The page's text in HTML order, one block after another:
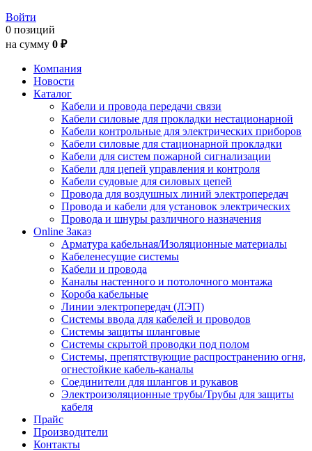
Войти
0 позиций
на сумму 0 ₽
Компания
Новости
Каталог
Кабели и провода передачи связи
Кабели силовые для прокладки нестационарной
Кабели контрольные для электрических приборов
Кабели силовые для стационарной прокладки
Кабели для систем пожарной сигнализации
Кабели для цепей управления и контроля
Кабели судовые для силовых цепей
Провода для воздушных линий электропередач
Провода и кабели для установок электрических
Провода и шнуры различного назначения
Online Заказ
Арматура кабельная/Изоляционные материалы
Кабеленесущие системы
Кабели и провода
Каналы настенного и потолочного монтажа
Короба кабельные
Линии электропередач (ЛЭП)
Системы ввода для кабелей и проводов
Системы защиты шланговые
Системы скрытой проводки под полом
Системы, препятствующие распространению огня,
огнестойкие кабель-каналы
Соединители для шлангов и рукавов
Электроизоляционные трубы/Трубы для защиты
кабеля
Прайс
Производители
Контакты